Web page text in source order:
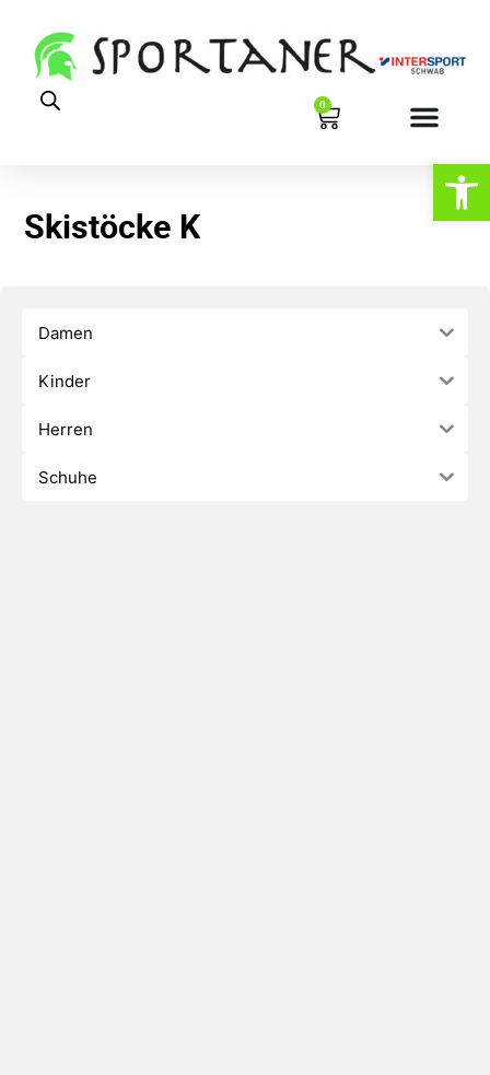
0
Skistöcke K
Damen
Kinder
Herren
Schuhe